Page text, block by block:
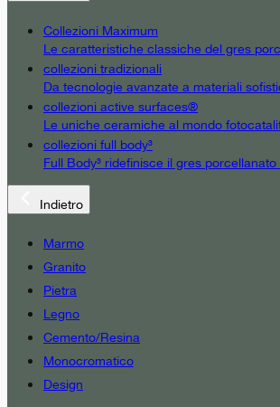
Collezioni Maximum
Le caratteristiche classiche del gres
collezioni tradizionali
Da tecnologie avanzate a materiali
collezioni active surfaces®
Le uniche ceramiche al mondo
collezioni full body³
Full Body³ ridefinisce il gres
Indietro
Marmo
Granito
Pietra
Legno
Cemento/Resina
Monocromatico
Design